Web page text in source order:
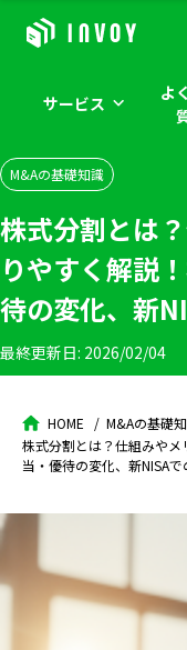
サービス
よ
M&Aの基礎知識
株式分割とは
りやすく解説
待の変化、新
最終更新日: 2026/02/04
HOME
M&Aの基礎
株式分割とは？仕組みや
当・優待の変化、新NISA